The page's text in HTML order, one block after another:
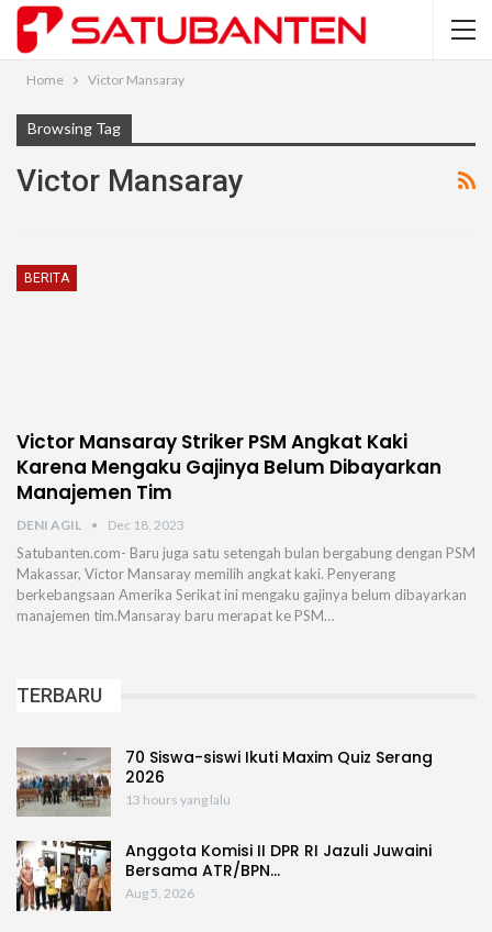
Home Victor Mansaray
Browsing Tag
Victor Mansaray
BERITA
Victor Mansaray Striker PSM Angkat Kaki
Karena Mengaku Gajinya Belum Dibayarkan
Manajemen Tim
DENI AGIL Dec 18, 2023
Satubanten.com- Baru juga satu setengah bulan bergabung dengan PSM
Makassar, Victor Mansaray memilih angkat kaki. Penyerang
berkebangsaan Amerika Serikat ini mengaku gajinya belum dibayarkan
manajemen tim.Mansaray baru merapat ke PSM…
TERBARU
70 Siswa-siswi Ikuti Maxim Quiz Serang
2026
13 hours yang lalu
Anggota Komisi II DPR RI Jazuli Juwaini
Bersama ATR/BPN…
Aug 5, 2026